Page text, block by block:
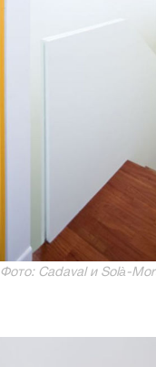
Фото: Cadaval и Solà-